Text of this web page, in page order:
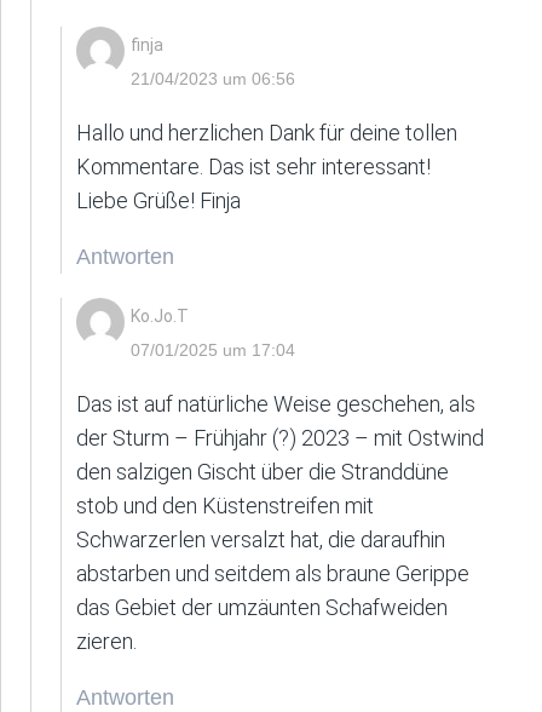
finja
21/04/2023 um 06:56
Hallo und herzlichen Dank für deine tollen
Kommentare. Das ist sehr interessant!
Liebe Grüße! Finja
Antworten
Ko.Jo.T
07/01/2025 um 17:04
Das ist auf natürliche Weise geschehen, als
der Sturm – Frühjahr (?) 2023 – mit Ostwind
den salzigen Gischt über die Stranddüne
stob und den Küstenstreifen mit
Schwarzerlen versalzt hat, die daraufhin
abstarben und seitdem als braune Gerippe
das Gebiet der umzäunten Schafweiden
zieren.
Antworten